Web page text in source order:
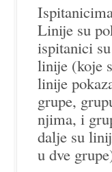
Linije su
ispitanici
linije (koje
linije
grupe,
njima, i
dalje su
u dve